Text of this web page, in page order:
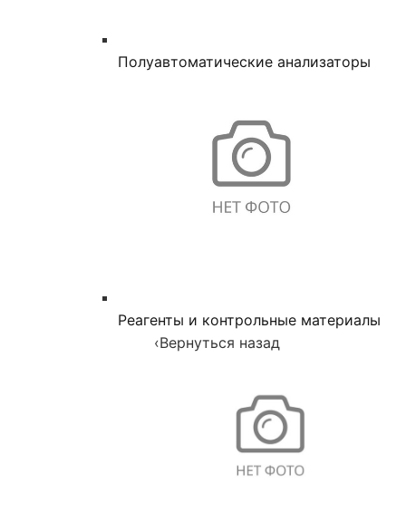
Полуавтоматические анализаторы
Реагенты и контрольные материалы
‹Вернуться назад